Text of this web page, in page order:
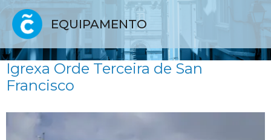
EQUIPAMENTO
Igrexa Orde Terceira de San
Francisco